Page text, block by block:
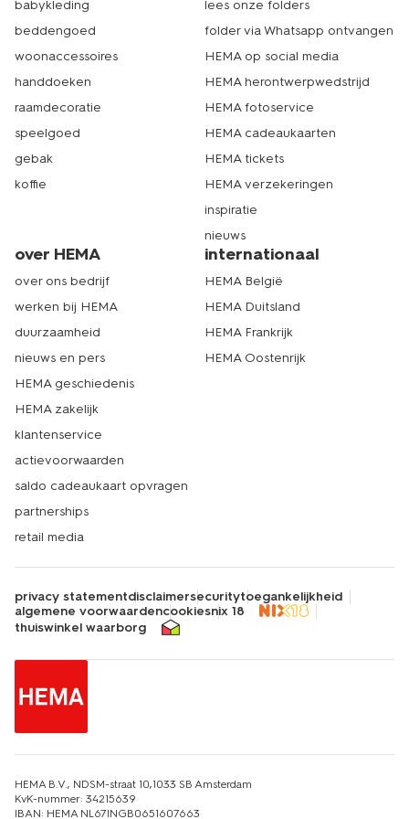
liever langs in één van onze winkels? Dat kan natuurlijk
ook. Met ruim 500 filialen is er altijd wel een HEMA bij jou
in de buurt. Echt HEMA.
babykleding
beddengoed
woonaccessoires
handdoeken
raamdecoratie
speelgoed
gebak
koffie
lees onze folders
folder via Whatsapp ontvangen
HEMA op social media
HEMA herontwerpwedstrijd
HEMA fotoservice
HEMA cadeaukaarten
HEMA tickets
HEMA verzekeringen
inspiratie
nieuws
over HEMA
over ons bedrijf
werken bij HEMA
duurzaamheid
nieuws en pers
HEMA geschiedenis
HEMA zakelijk
klantenservice
actievoorwaarden
saldo cadeaukaart opvragen
partnerships
retail media
internationaal
HEMA België
HEMA Duitsland
HEMA Frankrijk
HEMA Oostenrijk
privacy statementdisclaimersecuritytoegankelijkheid
algemene voorwaardencookiesnix 18
thuiswinkel waarborg
HEMA B.V., NDSM-straat 10,1033 SB Amsterdam
KvK-nummer: 34215639
IBAN: HEMA NL67INGB0651607663